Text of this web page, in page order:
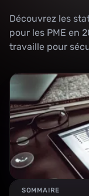
Découvrez les
pour les PME en
travaille pour
SOMMAIRE